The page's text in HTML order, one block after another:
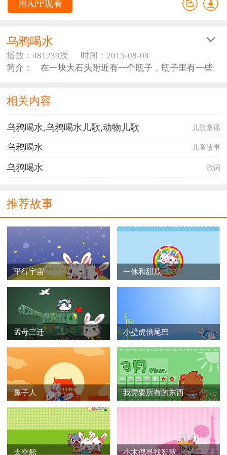
用APP观看
乌鸦喝水
播放：481239次
时间：2015-08-04
简介： 在一块大石头附近有一个瓶子，瓶子里有一些
因为瓶颈很长。
小石子回来了。他把头伸到瓶子口上，然后把石子扔到
瓶子里。
瓶子里的水涨到了瓶颈，他终于喝到了水，他非常开
心。
相关内容
乌鸦喝水,乌鸦喝水儿歌,动物儿歌 儿歌童谣
乌鸦喝水 儿童故事
乌鸦喝水 歌词
推荐故事
平行宇宙 一休和甜瓜
孟母三迁 小壁虎借尾巴
鼻子人 我需要所有的东西
太空船 小木偶寻找智慧